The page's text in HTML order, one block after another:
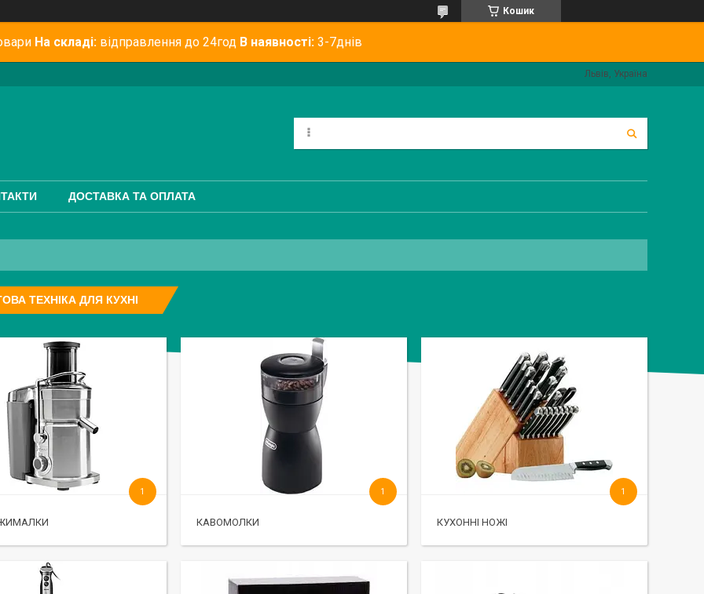
Кошик
На складі: відправлення до 24год В наявності: 3-7днів
Львів, Україна
ДОСТАВКА ТА ОПЛАТА
ТЕХНІКА ДЛЯ КУХНІ
1
КАВОМОЛКИ
1
КУХОННІ НОЖІ
1